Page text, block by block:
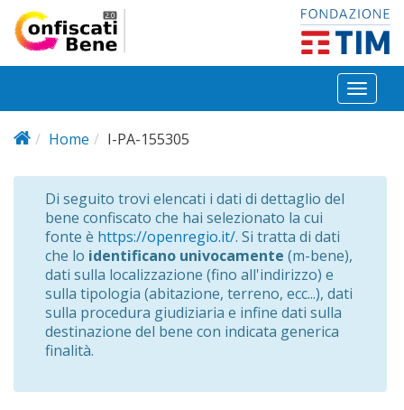
Salta al contenuto principale
Toggle
Home
I-PA-155305
Di seguito trovi elencati i dati di dettaglio del
bene confiscato che hai selezionato la cui
fonte è https://openregio.it/. Si tratta di dati
che lo identificano univocamente (m-bene),
dati sulla localizzazione (fino all'indirizzo) e
sulla tipologia (abitazione, terreno, ecc...), dati
sulla procedura giudiziaria e infine dati sulla
destinazione del bene con indicata generica
finalità.